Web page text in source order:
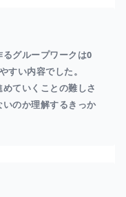
グループワークは0
すい内容でした。
ていくことの難しさ
のか理解するきっか